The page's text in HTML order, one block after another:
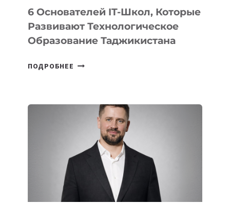
6 Основателей IT-Школ, Которые
Развивают Технологическое
Образование Таджикистана
ПОДРОБНЕЕ
КОТОРЫЕ
РАЗВИВАЮТ
ТЕХНОЛОГИЧЕСКОЕ
ОБРАЗОВАНИЕ
ТАДЖИКИСТАНА